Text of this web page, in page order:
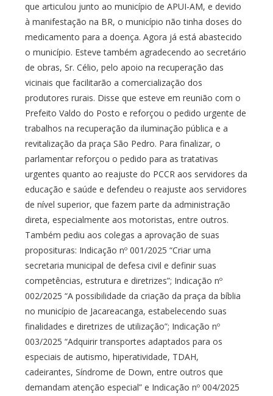
que articulou junto ao município de APUI-AM, e devido
à manifestação na BR, o município não tinha doses do
medicamento para a doença. Agora já está abastecido
o município. Esteve também agradecendo ao secretário
de obras, Sr. Célio, pelo apoio na recuperação das
vicinais que facilitarão a comercialização dos
produtores rurais. Disse que esteve em reunião com o
Prefeito Valdo do Posto e reforçou o pedido urgente de
trabalhos na recuperação da iluminação pública e a
revitalização da praça São Pedro. Para finalizar, o
parlamentar reforçou o pedido para as tratativas
urgentes quanto ao reajuste do PCCR aos servidores da
educação e saúde e defendeu o reajuste aos servidores
de nível superior, que fazem parte da administração
direta, especialmente aos motoristas, entre outros.
Também pediu aos colegas a aprovação de suas
proposituras: Indicação nº 001/2025 “Criar uma
secretaria municipal de defesa civil e definir suas
competências, estrutura e diretrizes”; Indicação nº
002/2025 “A possibilidade da criação da praça da bíblia
no município de Jacareacanga, estabelecendo suas
finalidades e diretrizes de utilização”; Indicação nº
003/2025 “Adquirir transportes adaptados para os
especiais de autismo, hiperatividade, TDAH,
cadeirantes, Síndrome de Down, entre outros que
demandam atenção especial” e Indicação nº 004/2025